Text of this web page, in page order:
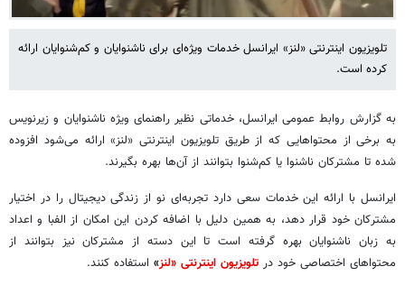
تلویزیون اینترنتی «لنز» ایرانسل خدمات ویژه‌ای برای ناشنوایان و کم‌شنوایان ارائه
کرده است.
به گزارش روابط عمومی ایرانسل، خدماتی نظیر راهنمای ویژه ناشنوایان و زیرنویس
به برخی از محتواهایی که از طریق تلویزیون اینترنتی «لنز» ارائه می‌شود افزوده
شده تا مشترکان ناشنوا یا کم‌شنوا بتوانند از آن‌ها بهره بگیرند.
ایرانسل با ارائه این خدمات سعی دارد تجربه‌ای نو از زندگی دیجیتال را در اختیار
مشترکان خود قرار دهد، به همین دلیل با اضافه کردن این امکان از الفبا و اعداد
به زبان ناشنوایان بهره گرفته است تا این دسته از مشترکان نیز بتوانند از
محتواهای اختصاصی خود در تلویزیون اینترنتی «لنز» استفاده کنند.